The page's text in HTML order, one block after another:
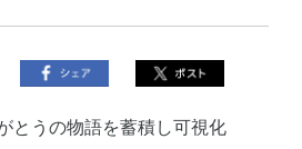
とうの物語を蓄積し可視化